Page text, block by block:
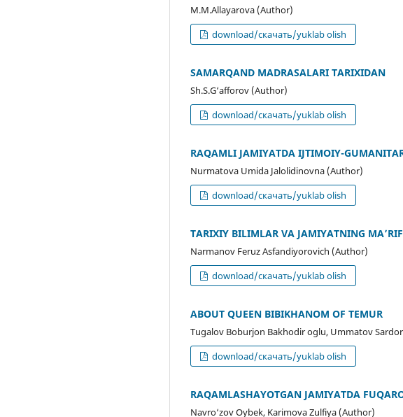
M.M.Allayarova (Author)
download/скачать/yuklab olish
SAMARQAND MADRASALARI TARIXIDAN
Sh.S.G‘afforov (Author)
download/скачать/yuklab olish
RAQAMLI JAMIYATDA IJTIMOIY-
Nurmatova Umida Jalolidinovna (Author)
download/скачать/yuklab olish
TARIXIY BILIMLAR VA JAMIYATNING
Narmanov Feruz Asfandiyorovich (Author)
download/скачать/yuklab olish
ABOUT QUEEN BIBIKHANOM OF TEMUR
Tugalov Boburjon Bakhodir oglu, Ummatov
download/скачать/yuklab olish
RAQAMLASHAYOTGAN JAMIYATDA
Navro‘zov Oybek, Karimova Zulfiya (Author)